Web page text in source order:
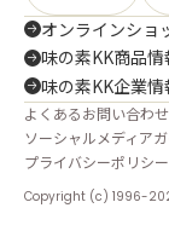
オンラインショ
味の素KK商品情
味の素KK企業情
よくあるお問い合わせ
ソーシャルメディア
プライバシーポリシー
Copyright (c) 1996-